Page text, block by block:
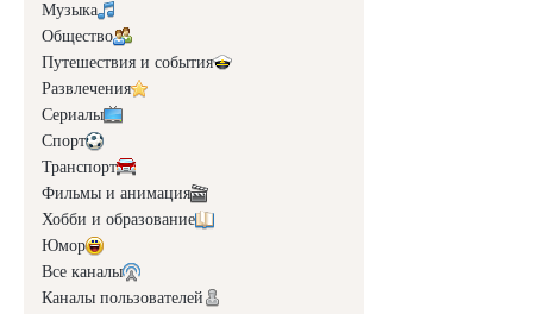
Музыка
Общество
Путешествия и события
Развлечения
Сериалы
Спорт
Транспорт
Фильмы и анимация
Хобби и образование
Юмор
Все каналы
Каналы пользователей